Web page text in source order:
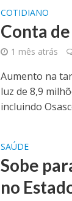
COTIDIANO
Conta
1 mês atrás
Aumento na
luz de 8,9
incluindo
SAÚDE
Sobe
no